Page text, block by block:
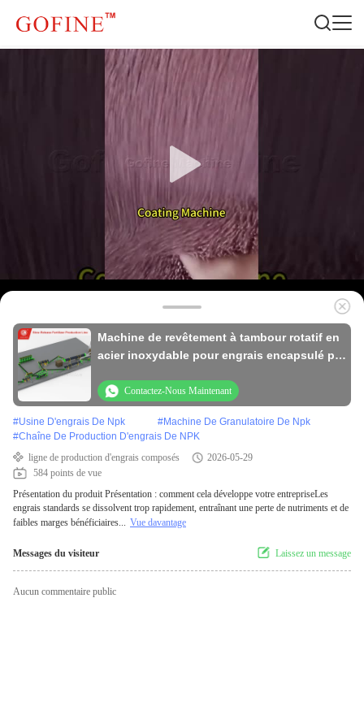
Machine de revêtement à tambour rotatif en
acier inoxydable pour engrais encapsulé par
Contactez-Nous Maintenant
#Usine D'engrais De Npk #Machine De Granulatoire De Npk
#Chaîne De Production D'engrais De NPK
ligne de production d'engrais composés
2026-05-29
584 points de vue
Présentation du produit Présentation : comment cela développe votre entrepriseLes
engrais standards se dissolvent trop rapidement, entraînant une perte de nutriments et de
faibles marges bénéficiaires... Vue davantage
Messages du visiteur Laissez un message
Aucun commentaire public